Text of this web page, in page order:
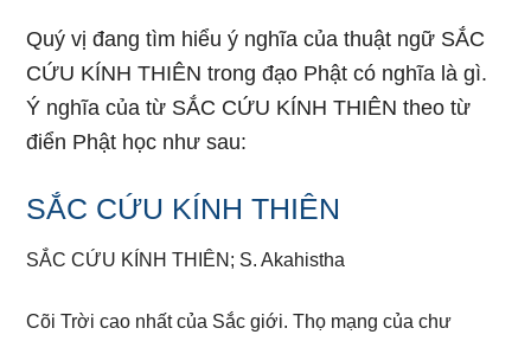
Quý vị đang tìm hiểu ý nghĩa của thuật ngữ SẮC
CỨU KÍNH THIÊN trong đạo Phật có nghĩa là gì.
Ý nghĩa của từ SẮC CỨU KÍNH THIÊN theo từ
điển Phật học như sau:
SẮC CỨU KÍNH THIÊN
SẮC CỨU KÍNH THIÊN; S. Akahistha
Cõi Trời cao nhất của Sắc giới. Thọ mạng của chư